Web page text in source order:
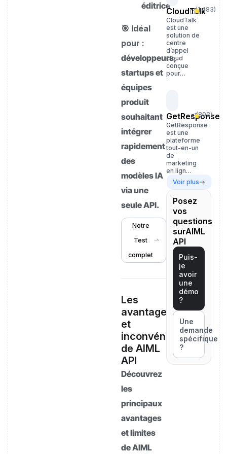
éditrice
🎯 Idéal
pour :
développeurs,
startups et
équipes
produit
souhaitant
intégrer
rapidement
des
modèles IA
via une
seule API.
Notre
Test
complet
Les
avantages
et
inconvénients
de AIML
API
Découvrez
les
principaux
avantages
et limites
de AIML
CloudTalk
(1 483)
CloudTalk
est une
solution de
centre
d’appel
cloud
conçue
pour…
GetResponse
(802)
GetResponse
est une
plateforme
tout-en-un
de
marketing
en lign…
Voir plus
Posez
vos
questions
surAIML
API
Puis-
je
avoir
une
démo
?
Une
demande
spécifique
?